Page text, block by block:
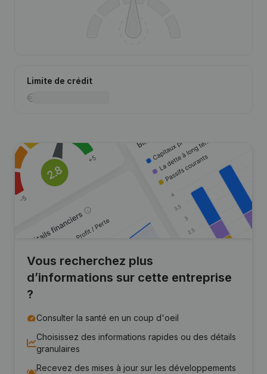
Limite de crédit
Vous recherchez plus
d’informations sur cette entreprise
?
Consulter la santé en un coup d'oeil
Choisissez des informations rapides ou des détails
granulaires
Recevez des mises à jour sur les développements